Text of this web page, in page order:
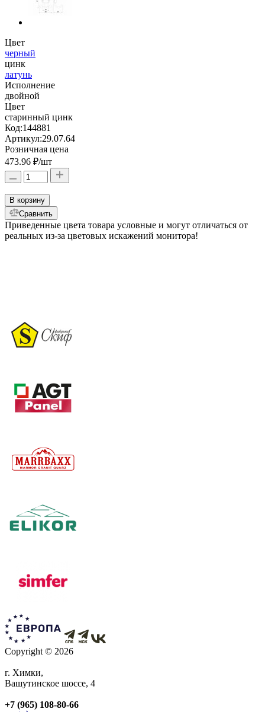
Цвет
черный
цинк
латунь
Исполнение
двойной
Цвет
старинный цинк
Код:144881
Артикул:29.07.64
Розничная цена
473.96 ₽/шт
В корзину
Сравнить
Приведенные цвета товара условные и могут отличаться от
реальных из-за цветовых искажений монитора!
Copyright © 2026
г. Химки,
Вашутинское шоссе, 4
+7 (965) 108-80-66